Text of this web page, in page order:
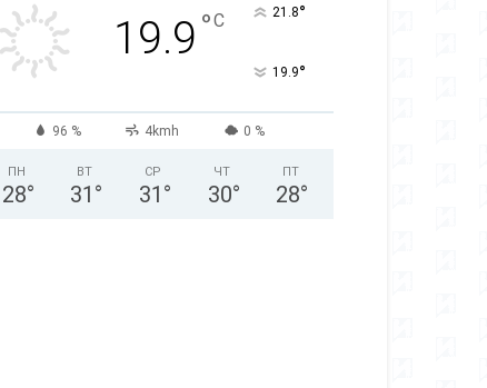
19.9 °C 21.8°
19.9°
96 % 4kmh 0 %
ПН
28°
ВТ
31 °
СР
31 °
ЧТ
30°
ПТ
28°